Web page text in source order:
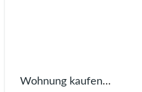
Wohnung kaufen